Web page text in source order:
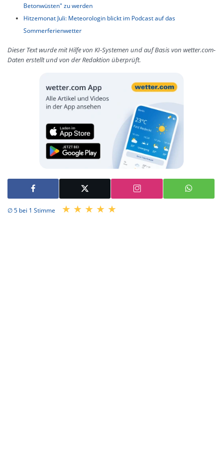
Betonwüsten" zu werden
Hitzemonat Juli: Meteorologin blickt im Podcast auf das
Sommerferienwetter
Dieser Text wurde mit Hilfe von KI-Systemen und auf Basis von wetter.com-
Daten erstellt und von der Redaktion überprüft.
∅ 5 bei 1 Stimme